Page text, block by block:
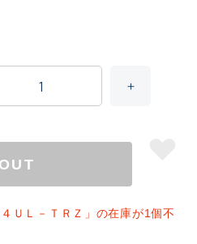
ＵＬ－ＴＲＺ」の在庫が1個不